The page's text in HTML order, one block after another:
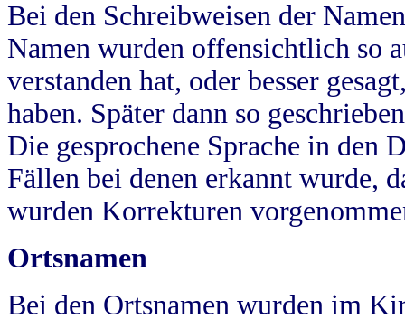
Bei den Schreibweisen der
Namen wurden offensichtlich so
verstanden hat, oder besser
haben. Später dann so
Die gesprochene Sprache in
Fällen bei denen erkannt wurde,
wurden Korrekturen
Ortsnamen
Bei den Ortsnamen wurden im